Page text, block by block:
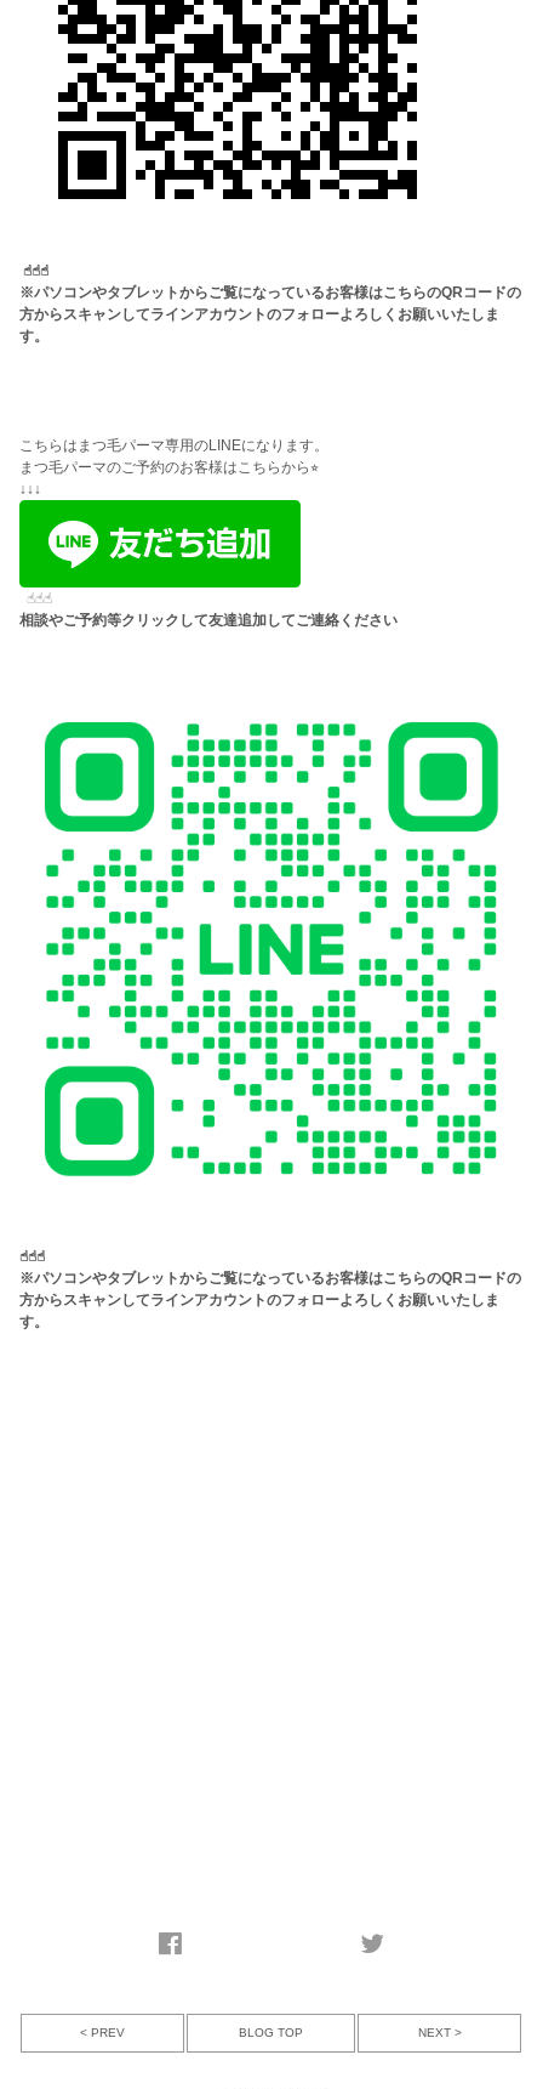
☝︎☝︎☝︎
※パソコンやタブレットからご覧になっているお客様はこちらのQRコードの
方からスキャンしてラインアカウントのフォローよろしくお願いいたしま
す。
こちらはまつ毛パーマ専用のLINEになります。
まつ毛パーマのご予約のお客様はこちらから⭐︎
↓↓↓
☝︎☝︎☝︎
相談やご予約等クリックして友達追加してご連絡ください
☝︎☝︎☝︎
※パソコンやタブレットからご覧になっているお客様はこちらのQRコードの
方からスキャンしてラインアカウントのフォローよろしくお願いいたしま
す。
< PREV BLOG TOP NEXT >